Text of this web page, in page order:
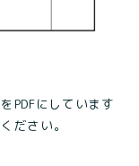
PDFにしています
ださい。